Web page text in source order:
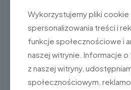
Wykorzystujemy pliki cookie
spersonalizowania treści i
funkcje społecznościowe i
naszej witrynie. Informacje o
z naszej witryny,
społecznościowym,